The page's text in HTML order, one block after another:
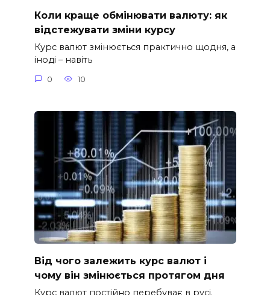
Коли краще обмінювати валюту: як
відстежувати зміни курсу
Курс валют змінюється практично щодня, а
іноді – навіть
0 10
Від чого залежить курс валют і
чому він змінюється протягом дня
Курс валют постійно перебуває в русі.